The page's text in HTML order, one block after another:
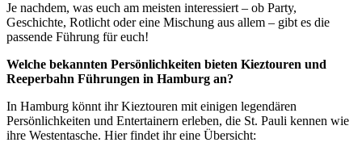
Je nachdem, was euch am meisten interessiert – ob Party,
Geschichte, Rotlicht oder eine Mischung aus allem – gibt es die
passende Führung für euch!
Welche bekannten Persönlichkeiten bieten Kieztouren und
Reeperbahn Führungen in Hamburg an?
In Hamburg könnt ihr Kieztouren mit einigen legendären
Persönlichkeiten und Entertainern erleben, die St. Pauli kennen wie
ihre Westentasche. Hier findet ihr eine Übersicht: